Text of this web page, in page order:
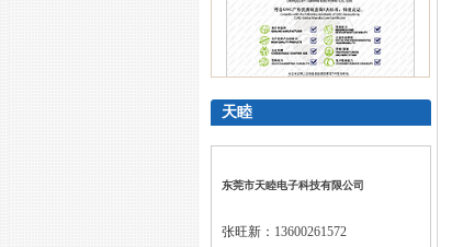
天睦
东莞市天睦电子科技有限公司
张旺新： 13600261572